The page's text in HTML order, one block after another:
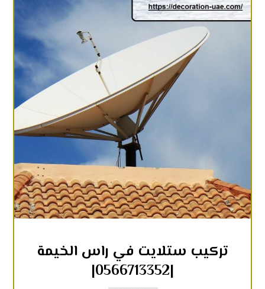
تركيب ستلايت في راس الخيمة
|0566713352|